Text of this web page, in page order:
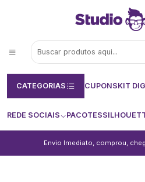
CATEGORIAS CUPONSKIT
REDE SOCIAIS PACOTES
Envio Imediato, comprou,